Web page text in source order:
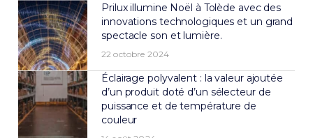
Prilux illumine Noël à Tolède avec des
innovations technologiques et un grand
spectacle son et lumière.
22 octobre 2024
Éclairage polyvalent : la valeur ajoutée
d’un produit doté d’un sélecteur de
puissance et de température de
couleur